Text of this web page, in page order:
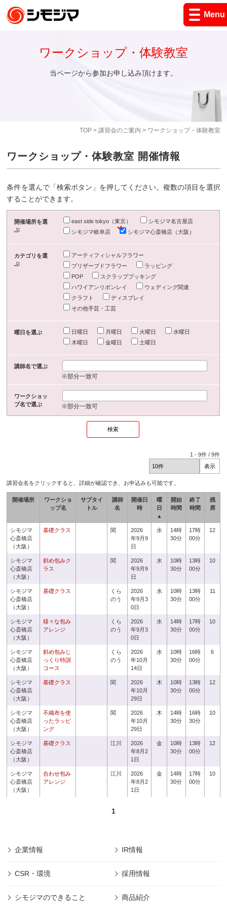
Menu
TOP> 講習会のご案内 > ワークショップ・体験教室
ワークショップ・体験教室
当ページから参加お申し込み頂けます。
ワークショップ・体験教室 開催情報
条件を選んで「検索ボタン」を押してください。複数の項目を選択
することができます。
開催場所を選
ぶ
east side tokyo（東京）
シモジマ名古屋店
シモジマ岐阜店
シモジマ心斎橋店（大阪）
カテゴリを選
ぶ
アーティフィシャルフラワー
プリザーブドフラワー
ラッピング
POP
スクラップブッキング
ハワイアンリボンレイ
ウェディング関連
クラフト
ディスプレイ
その他手芸・工芸
曜日を選ぶ 日曜日 月曜日 火曜日
水曜日
木曜日
金曜日 土曜日
講師名で選ぶ
※部分一致可
ワークショッ
プ名で選ぶ
※部分一致可
1 -9件 /9件
講習会名をクリックすると、詳細が確認でき、お申込みも可能です。
開催場所
ワークショ
ップ名
サブタイ
トル
講師
名
開催日
時
曜
日
▲
開始
時間
終了
時間
残
席
シモジマ
心斎橋店
（大阪）
基礎クラス 関
2026
年9月9
日
水
14時
30分
17時
00分
12
シモジマ
心斎橋店
（大阪）
斜め包みク
ラス
関
2026
年9月9
日
水
10時
30分
13時
00分
10
シモジマ
心斎橋店
（大阪）
基礎クラス
くら
のう
2026
年9月3
0日
水
10時
30分
13時
00分
11
シモジマ
心斎橋店
（大阪）
様々な包み
アレンジ
くら
のう
2026
年9月3
0日
水
14時
30分
17時
00分
10
シモジマ
心斎橋店
（大阪）
斜め包みじ
っくり特訓
コース
くら
のう
2026
年10月
14日
水
10時
30分
16時
00分
6
シモジマ
心斎橋店
（大阪）
基礎クラス 関
2026
年10月
29日
木
10時
30分
13時
00分
12
シモジマ
心斎橋店
（大阪）
不織布を使
ったラッピ
ング
関
2026
年10月
29日
木
14時
30分
16時
30分
10
シモジマ
心斎橋店
（大阪）
基礎クラス 江川
2026
年8月2
1日
金
10時
30分
13時
00分
12
シモジマ
心斎橋店
（大阪）
合わせ包み
アレンジ
江川
2026
年8月2
1日
金
14時
30分
17時
00分
10
1
企業情報 IR情報
CSR・環境 採用情報
シモジマのできること 商品紹介